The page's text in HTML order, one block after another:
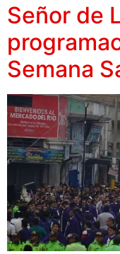
Señor de
Semana